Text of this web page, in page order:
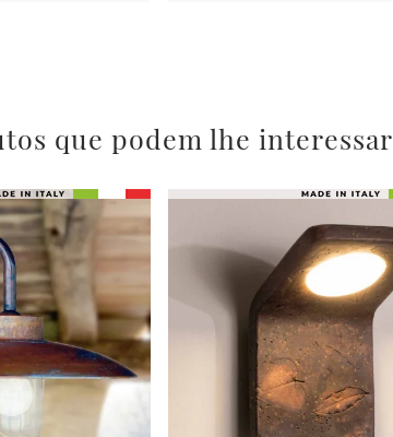
que podem lhe interessar